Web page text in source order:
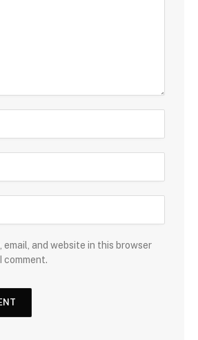
email, and website in this browser
comment.